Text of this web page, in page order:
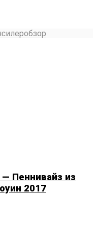
обзор
Пеннивайз из
2017